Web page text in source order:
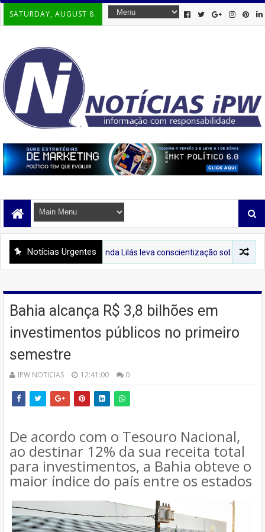
SATURDAY, AUGUST 8.
Notícias Urgentes
PREFIPIRÁ Tenda Lilás leva conscientização sobre o combate à
Bahia alcança R$ 3,8 bilhões em
investimentos públicos no primeiro
semestre
IPW NOTICIAS 12:41:00 0
De acordo com o Tesouro Nacional,
ao destinar 12% da sua receita total
para investimentos, a Bahia obteve o
maior índice do país entre os estados